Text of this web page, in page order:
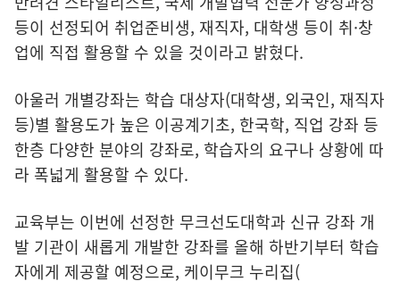
등이 선정되어 취업준비생, 재직자, 대학생 등이 취·창
업에 직접 활용할 수 있을 것이라고 밝혔다.
아울러 개별강좌는 학습 대상자(대학생, 외국인, 재직자
등)별 활용도가 높은 이공계기초, 한국학, 직업 강좌 등
한층 다양한 분야의 강좌로, 학습자의 요구나 상황에 따
라 폭넓게 활용할 수 있다.
교육부는 이번에 선정한 무크선도대학과 신규 강좌 개
발 기관이 새롭게 개발한 강좌를 올해 하반기부터 학습
자에게 제공할 예정으로, 케이무크 누리집(